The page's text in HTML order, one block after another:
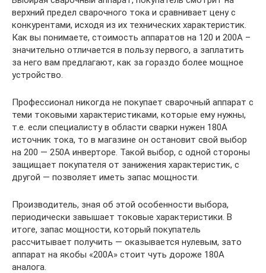
верхний предел сварочного тока и сравнивает цену с
конкурентами, исходя из их технических характеристик.
Как вы понимаете, стоимость аппаратов на 120 и 200А –
значительно отличается в пользу первого, а заплатить
за него вам предлагают, как за гораздо более мощное
устройство.
Профессионал никогда не покупает сварочный аппарат с
теми токовыми характеристиками, которые ему нужны,
т.е. если специалисту в области сварки нужен 180А
источник тока, то в магазине он остановит свой выбор
на 200 — 250А инверторе. Такой выбор, с одной стороны
защищает покупателя от занижения характеристик, с
другой — позволяет иметь запас мощности.
Производитель, зная об этой особенности выбора,
периодически завышает токовые характеристики. В
итоге, запас мощности, который покупатель
рассчитывает получить — оказывается нулевым, зато
аппарат на якобы «200А» стоит чуть дороже 180А
аналога.